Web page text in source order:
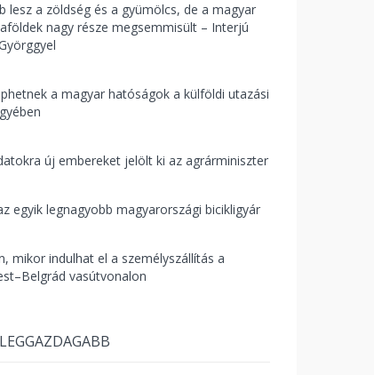
lesz a zöldség és a gyümölcs, de a magyar
nagy része megsemmisült – Interjú
a magyar hatóságok a külföldi utazási
új embereket jelölt ki az agrárminiszter
egyik legnagyobb magyarországi bicikligyár
mikor indulhat el a személyszállítás a
vasútvonalon
LEGGAZDAGABB